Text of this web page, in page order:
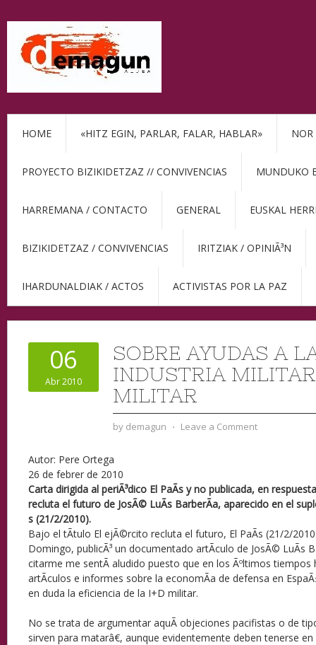
HOME «HITZ EGIN, PARLAR, FALAR, HABLAR» NOR
PROYECTO BIZIKIDETZAZ // CONVIVENCIAS MUNDUKO
HARREMANA / CONTACTO GENERAL EUSKAL
BIZIKIDETZAZ / CONVIVENCIAS IRITZIAK / OPINIÃ³N
IHARDUNALDIAK / ACTOS ACTIVISTAS POR LA PAZ
06
Abr 2010
SOBRE AYUDAS A
INDUSTRIA
MILITAR
by demagun ⋅ Leave a Comment
Autor: Pere Ortega
26 de febrer de 2010
Carta dirigida al periÃ³dico El PaÃ­s y no publicada, en
recluta el futuro de JosÃ© LuÃ­s BarberÃ­a, aparecido en el
s (21/2/2010).
Bajo el tÃ­tulo El ejÃ©rcito recluta el futuro, El PaÃ­s (21/2/
Domingo, publicÃ³ un documentado artÃ­culo de JosÃ© LuÃ­s
citarme me sentÃ­ aludido puesto que en los Ãºltimos
artÃ­culos e informes sobre la economÃ­a de defensa en
en duda la eficiencia de la I+D militar.
No se trata de argumentar aquÃ­ objeciones pacifistas o de
sirven para matarâ€, aunque evidentemente deben tenerse